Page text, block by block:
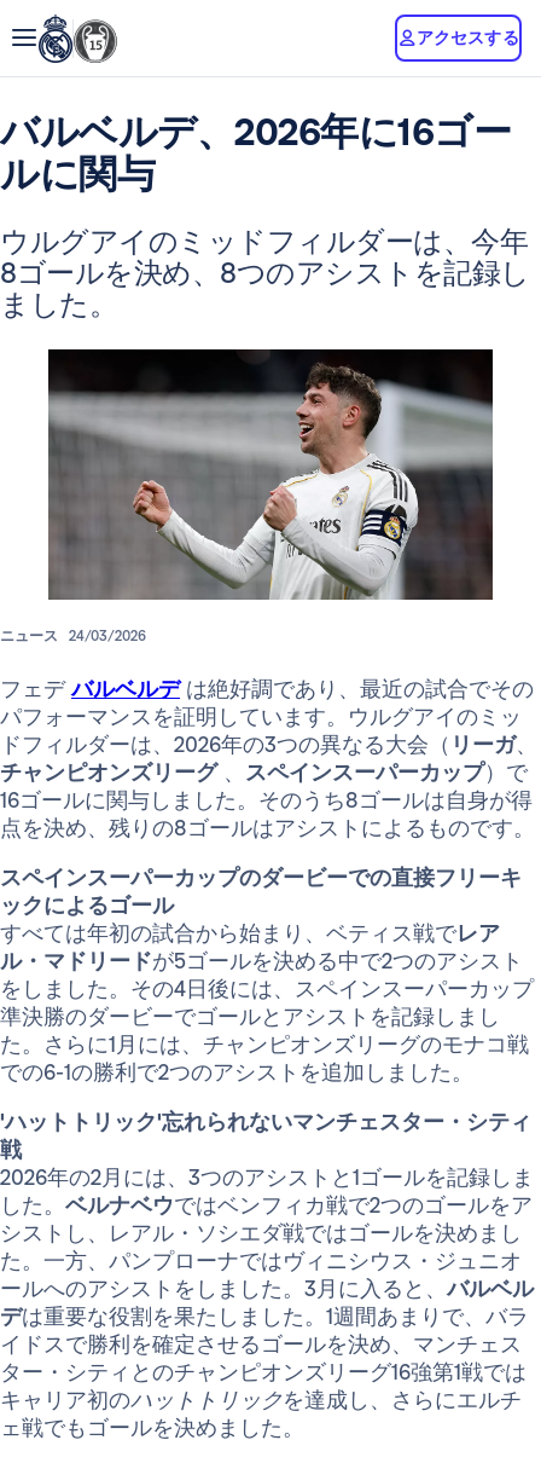
アクセスする
バルベルデ、2026年に16ゴー
ルに関与
ウルグアイのミッドフィルダーは、今年
8ゴールを決め、8つのアシストを記録し
ました。
ニュース 24/03/2026
フェデバルベルデ は絶好調であり、最近の試合でその
パフォーマンスを証明しています。ウルグアイのミッ
ドフィルダーは、2026年の3つの異なる大会（ リーガ、
チャンピオンズリーグ 、 スペインスーパーカップ）で
16ゴールに関与しました。そのうち8ゴールは自身が得
点を決め、残りの8ゴールはアシストによるものです。
スペインスーパーカップのダービーでの直接フリーキ
ックによるゴール
すべては年初の試合から始まり、ベティス戦でレア
ル・マドリードが5ゴールを決める中で2つのアシスト
をしました。その4日後には、スペインスーパーカップ
準決勝のダービーでゴールとアシストを記録しまし
た。さらに1月には、チャンピオンズリーグのモナコ戦
での6-1の勝利で2つのアシストを追加しました。
'ハットトリック'忘れられないマンチェスター・シティ
戦
2026年の2月には、3つのアシストと1ゴールを記録しま
した。 ベルナベウではベンフィカ戦で2つのゴールをア
シストし、レアル・ソシエダ戦ではゴールを決めまし
た。一方、パンプローナではヴィニシウス・ジュニオ
ールへのアシストをしました。3月に入ると、バルベル
デは重要な役割を果たしました。1週間あまりで、バラ
イドスで勝利を確定させるゴールを決め、マンチェス
ター・シティとのチャンピオンズリーグ16強第1戦では
キャリア初のハットトリックを達成し、さらにエルチ
ェ戦でもゴールを決めました。